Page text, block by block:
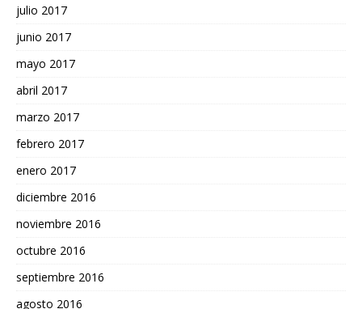
julio 2017
junio 2017
mayo 2017
abril 2017
marzo 2017
febrero 2017
enero 2017
diciembre 2016
noviembre 2016
octubre 2016
septiembre 2016
agosto 2016